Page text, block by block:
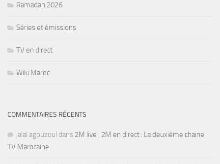
Ramadan 2026
Séries et émissions
TV en direct
Wiki Maroc
COMMENTAIRES RÉCENTS
jalal agouzoul dans 2M live , 2M en direct : La deuxième chaine
TV Marocaine